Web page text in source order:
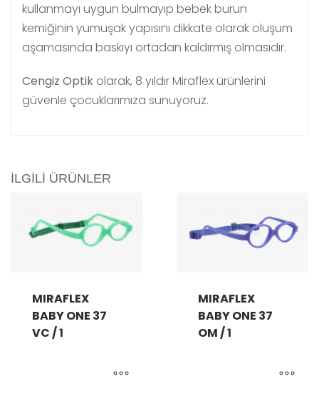
kullanmayı uygun bulmayıp bebek burun
kemiğinin yumuşak yapısını dikkate olarak oluşum
aşamasında baskıyı ortadan kaldırmış olmasıdır.
Cengiz Optik olarak, 8 yıldır Miraflex ürünlerini
güvenle çocuklarımıza sunuyoruz.
İLGILI ÜRÜNLER
MIRAFLEX
BABY ONE 37
VC / 1
MIRAFLEX
BABY ONE 37
OM / 1